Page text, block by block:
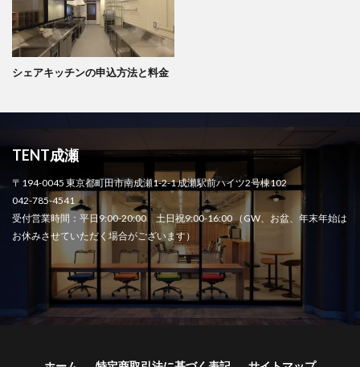
シェアキッチンの申込方法と料金
TENT成瀬
〒194-0045 東京都町田市南成瀬1-2-1 成瀬駅前ハイツ2号棟102
042-785-4541
受付営業時間：平日9:00-20:00 土日祝9:00-16:00 （GW、お盆、年末年始は
お休みさせていただく場合がございます）